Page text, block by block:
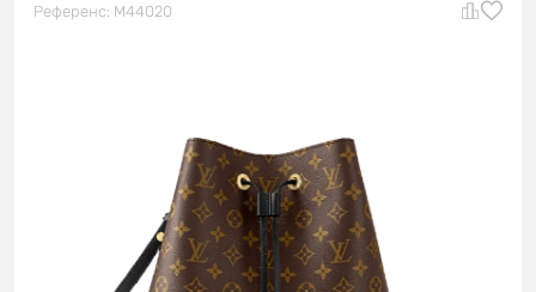
Референс: M44020